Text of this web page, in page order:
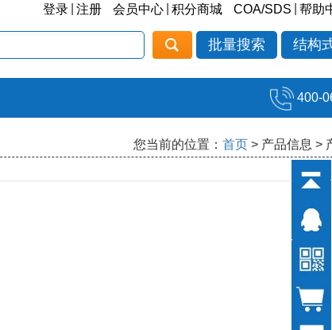
登录 注册 会员中心 积分商城 COA/SDS 帮助
批量搜索 结构
400-
您当前的位置： 首页 > 产品信息 >